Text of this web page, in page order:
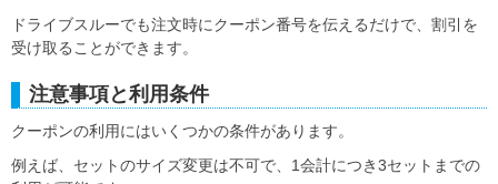
ドライブスルーでも注文時にクーポン番号を伝えるだけで、割引を
受け取ることができます。
注意事項と利用条件
クーポンの利用にはいくつかの条件があります。
例えば、セットのサイズ変更は不可で、1会計につき3セットまでの